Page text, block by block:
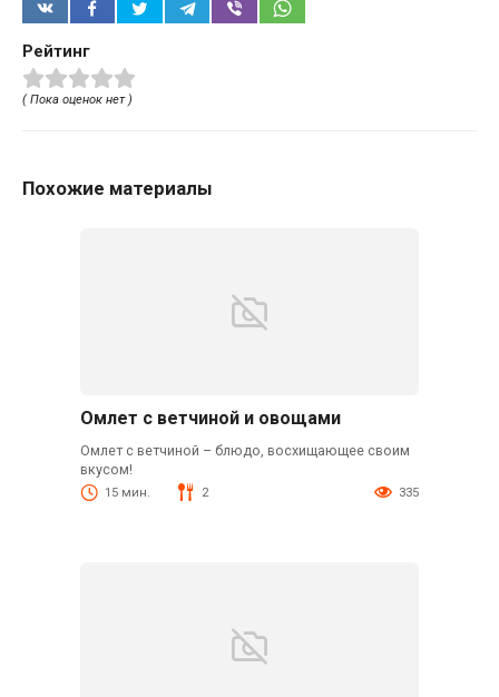
Рейтинг
( Пока оценок нет )
Похожие материалы
Омлет с ветчиной и овощами
Омлет с ветчиной – блюдо, восхищающее своим
вкусом!
15 мин. 2 335